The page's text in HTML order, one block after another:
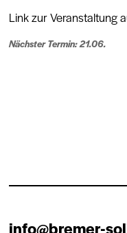
Link zur Veranstaltung
Nächster Termin: 21.06.
info@bremer-